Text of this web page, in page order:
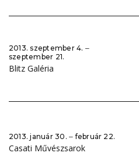
2013. szeptember 4. ‒
szeptember 21.
Blitz Galéria
2013. január 30. ‒ február 22.
Casati Művészsarok